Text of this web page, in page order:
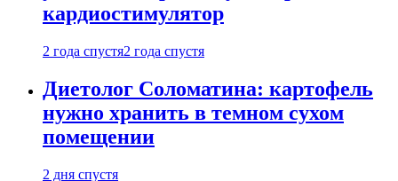
кардиостимулятор
2 года спустя2 года спустя
Диетолог Соломатина: картофель
нужно хранить в темном сухом
помещении
2 дня спустя